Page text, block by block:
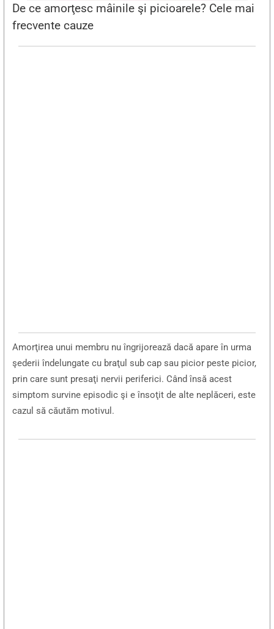
De ce amorţesc mâinile şi picioarele? Cele mai
frecvente cauze
Amorţirea unui membru nu îngrijorează dacă apare în urma
şederii îndelungate cu braţul sub cap sau picior peste picior,
prin care sunt presaţi nervii periferici. Când însă acest
simptom survine episodic şi e însoţit de alte neplăceri, este
cazul să căutăm motivul.